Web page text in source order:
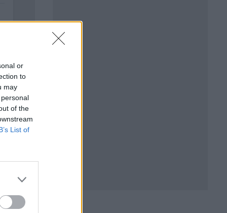
or
to
may
of the
List of